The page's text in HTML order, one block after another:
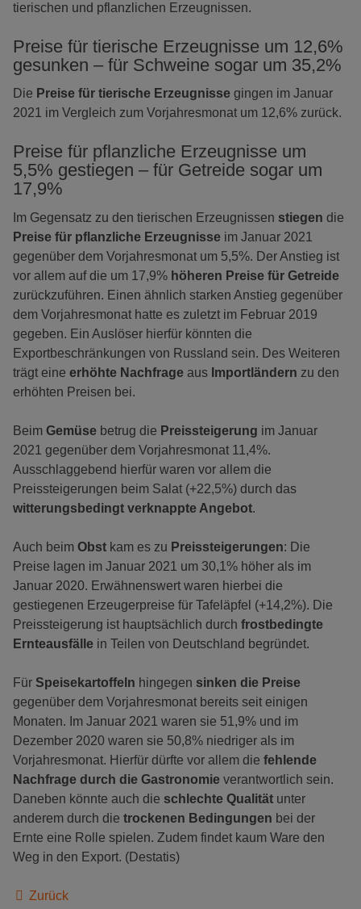
tierischen und pflanzlichen Erzeugnissen.
Preise für tierische Erzeugnisse um 12,6%
gesunken – für Schweine sogar um 35,2%
Die Preise für tierische Erzeugnisse gingen im Januar
2021 im Vergleich zum Vorjahresmonat um 12,6% zurück.
Preise für pflanzliche Erzeugnisse um
5,5% gestiegen – für Getreide sogar um
17,9%
Im Gegensatz zu den tierischen Erzeugnissen stiegen die
Preise für pflanzliche Erzeugnisse im Januar 2021
gegenüber dem Vorjahresmonat um 5,5%. Der Anstieg ist
vor allem auf die um 17,9% höheren Preise für Getreide
zurückzuführen. Einen ähnlich starken Anstieg gegenüber
dem Vorjahresmonat hatte es zuletzt im Februar 2019
gegeben. Ein Auslöser hierfür könnten die
Exportbeschränkungen von Russland sein. Des Weiteren
trägt eine erhöhte Nachfrage aus Importländern zu den
erhöhten Preisen bei.
Beim Gemüse betrug die Preissteigerung im Januar
2021 gegenüber dem Vorjahresmonat 11,4%.
Ausschlaggebend hierfür waren vor allem die
Preissteigerungen beim Salat (+22,5%) durch das
witterungsbedingt verknappte Angebot.
Auch beim Obst kam es zu Preissteigerungen: Die
Preise lagen im Januar 2021 um 30,1% höher als im
Januar 2020. Erwähnenswert waren hierbei die
gestiegenen Erzeugerpreise für Tafeläpfel (+14,2%). Die
Preissteigerung ist hauptsächlich durch frostbedingte
Ernteausfälle in Teilen von Deutschland begründet.
Für Speisekartoffeln hingegen sinken die Preise
gegenüber dem Vorjahresmonat bereits seit einigen
Monaten. Im Januar 2021 waren sie 51,9% und im
Dezember 2020 waren sie 50,8% niedriger als im
Vorjahresmonat. Hierfür dürfte vor allem die fehlende
Nachfrage durch die Gastronomie verantwortlich sein.
Daneben könnte auch die schlechte Qualität unter
anderem durch die trockenen Bedingungen bei der
Ernte eine Rolle spielen. Zudem findet kaum Ware den
Weg in den Export. (Destatis)
Zurück